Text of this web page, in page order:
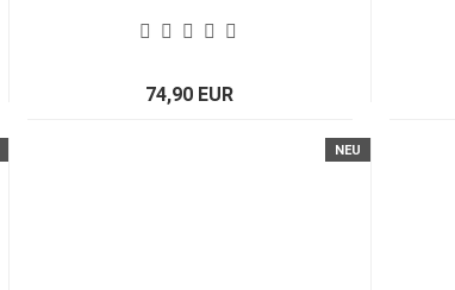
Elements Lilli 217
74,90 EUR
NEU